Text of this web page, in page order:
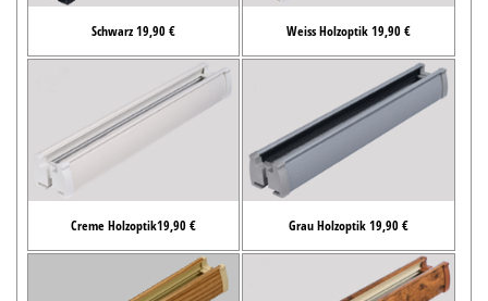
Schwarz 19,90 € Weiss Holzoptik 19,90 €
Creme Holzoptik19,90 € Grau Holzoptik 19,90 €